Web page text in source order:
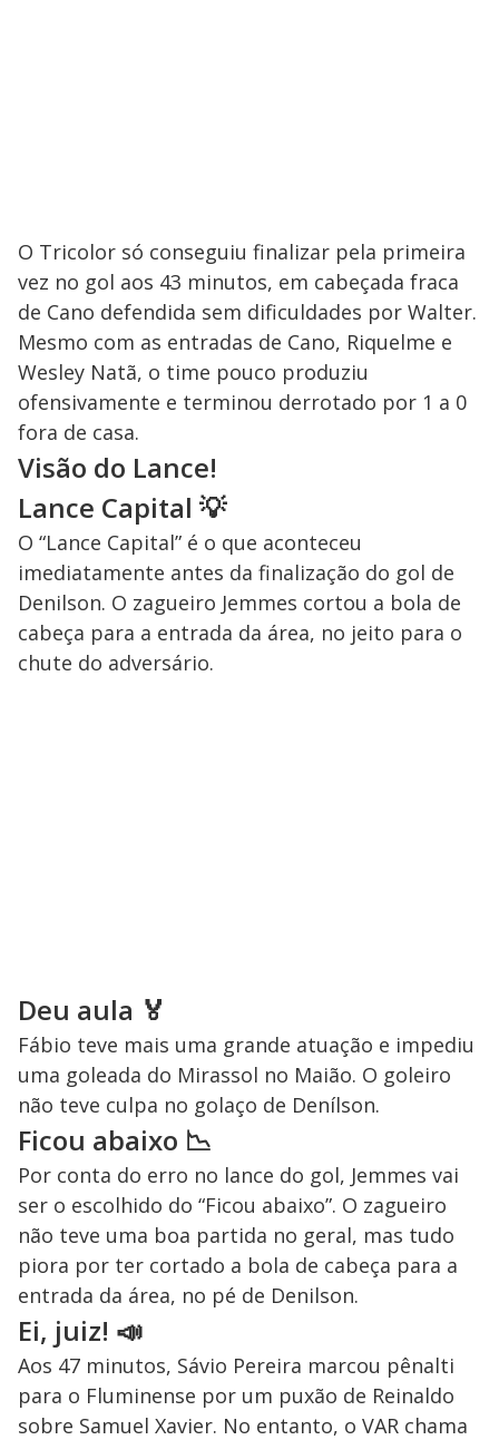
O Tricolor só conseguiu finalizar pela primeira
vez no gol aos 43 minutos, em cabeçada fraca
de Cano defendida sem dificuldades por Walter.
Mesmo com as entradas de Cano, Riquelme e
Wesley Natã, o time pouco produziu
ofensivamente e terminou derrotado por 1 a 0
fora de casa.
Visão do Lance!
Lance Capital 💡
O “Lance Capital” é o que aconteceu
imediatamente antes da finalização do gol de
Denilson. O zagueiro Jemmes cortou a bola de
cabeça para a entrada da área, no jeito para o
chute do adversário.
Deu aula 🏅
Fábio teve mais uma grande atuação e impediu
uma goleada do Mirassol no Maião. O goleiro
não teve culpa no golaço de Denílson.
Ficou abaixo 📉
Por conta do erro no lance do gol, Jemmes vai
ser o escolhido do “Ficou abaixo”. O zagueiro
não teve uma boa partida no geral, mas tudo
piora por ter cortado a bola de cabeça para a
entrada da área, no pé de Denilson.
Ei, juiz! 📣
Aos 47 minutos, Sávio Pereira marcou pênalti
para o Fluminense por um puxão de Reinaldo
sobre Samuel Xavier. No entanto, o VAR chama